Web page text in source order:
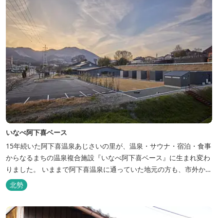
いなべ阿下喜ベース
15年続いた阿下喜温泉あじさいの里が、温泉・サウナ・宿泊・食事
からなるまちの温泉複合施設『いなべ阿下喜ベース』に生まれ変わ
りました。 いままで阿下喜温泉に通っていた地元の方も、市外から
いなべ市に遊びに来られる方も楽しめる施設になります。今まで人
気だった温泉はそのままに、サウナエリアやコンテナタイプの宿
泊、地元のお野菜が楽しめる飲食施設が加わります。 「いなべ阿下
喜ベース」は、『自...
北勢